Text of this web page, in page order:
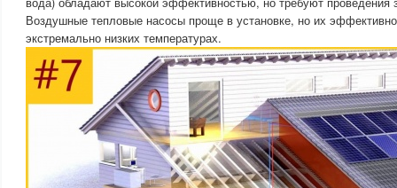
Воздушные тепловые насосы проще в установке, но их
экстремально низких температурах.